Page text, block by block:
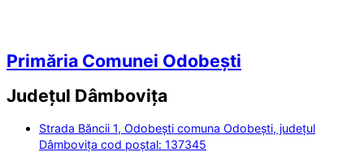
Primăria Comunei Odobești
Județul Dâmbovița
Strada Băncii 1, Odobești comuna Odobești, județul
Dâmbovița cod poștal: 137345